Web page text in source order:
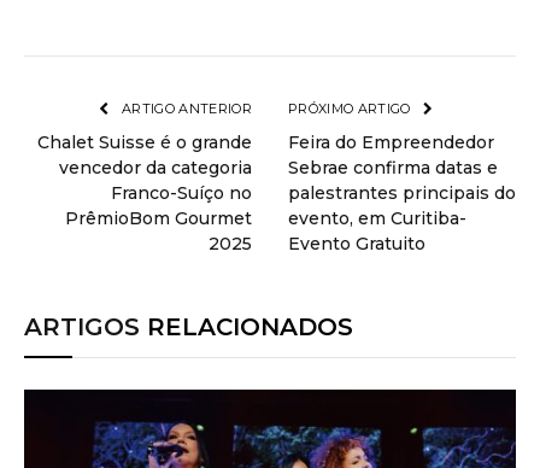
ARTIGO ANTERIOR
Chalet Suisse é o grande
vencedor da categoria
Franco-Suíço no
PrêmioBom Gourmet
2025
PRÓXIMO ARTIGO
Feira do Empreendedor
Sebrae confirma datas e
palestrantes principais do
evento, em Curitiba-
Evento Gratuito
ARTIGOS RELACIONADOS